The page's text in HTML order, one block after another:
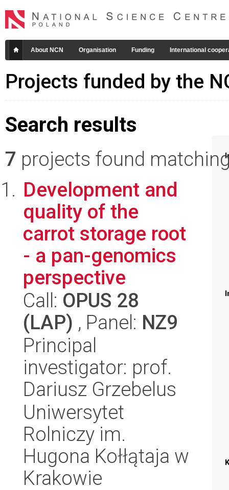
About NCN Organisation Funding International
Projects funded by the
Search results
7 projects found
Development and
quality of the
carrot storage root
- a pan-genomics
perspective
Call: OPUS 28
(LAP) , Panel: NZ9
Principal
investigator: prof.
Dariusz Grzebelus
Uniwersytet
Rolniczy im.
Hugona Kołłątaja w
Krakowie